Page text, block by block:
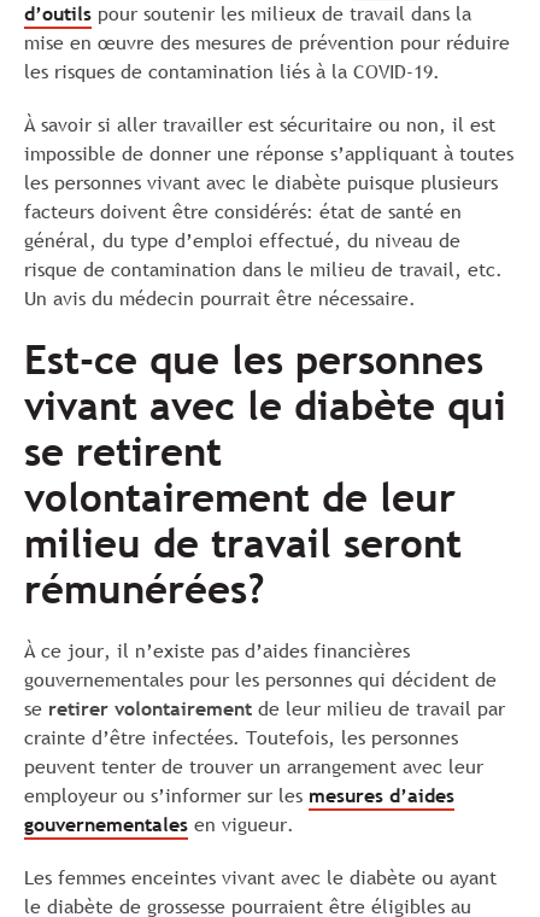
d’outils pour soutenir les milieux de travail dans la
mise en œuvre des mesures de prévention pour réduire
les risques de contamination liés à la COVID-19.
À savoir si aller travailler est sécuritaire ou non, il est
impossible de donner une réponse s’appliquant à toutes
les personnes vivant avec le diabète puisque plusieurs
facteurs doivent être considérés: état de santé en
général, du type d’emploi effectué, du niveau de
risque de contamination dans le milieu de travail, etc.
Un avis du médecin pourrait être nécessaire.
Est-ce que les personnes
vivant avec le diabète qui
se retirent
volontairement de leur
milieu de travail seront
rémunérées?
À ce jour, il n’existe pas d’aides financières
gouvernementales pour les personnes qui décident de
se retirer volontairement de leur milieu de travail par
crainte d’être infectées. Toutefois, les personnes
peuvent tenter de trouver un arrangement avec leur
employeur ou s’informer sur les mesures d’aides
gouvernementales en vigueur.
Les femmes enceintes vivant avec le diabète ou ayant
le diabète de grossesse pourraient être éligibles au